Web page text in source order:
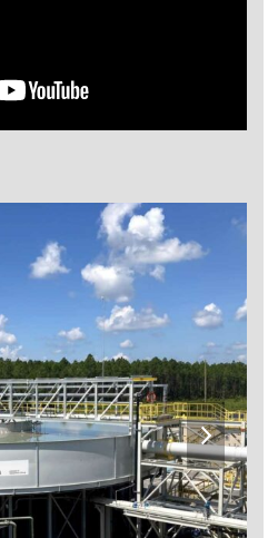
next
slide